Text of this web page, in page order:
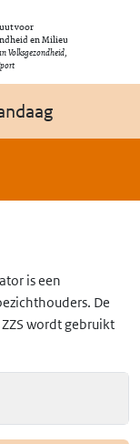
voor
en Milieu
Volksgezondheid,
is een
De
wordt gebruikt